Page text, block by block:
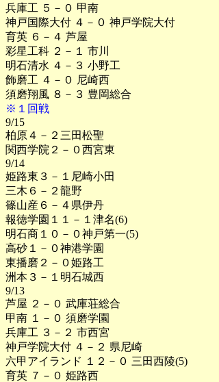
兵庫工 ５－０ 甲南
神戸国際大付 ４－０ 神戸学院大付
育英 ６－４ 芦屋
彩星工科 ２－１ 市川
明石清水 ４－３ 小野工
飾磨工 ４－０ 尼崎西
須磨翔風 ８－３ 豊岡総合
※１回戦
9/15
柏原４－２三田松聖
関西学院２－０西宮東
9/14
姫路東３－１尼崎小田
三木６－２龍野
篠山産６－４県伊丹
報徳学園１１－１津名(6)
明石商１０－０神戸第一(5)
高砂１－０神港学園
東播磨２－０姫路工
洲本３－１明石城西
9/13
芦屋 ２－０ 武庫荘総合
甲南 １－０ 須磨学園
兵庫工 ３－２ 市西宮
神戸学院大付 ４－２ 県尼崎
六甲アイランド １２－０ 三田西陵(5)
育英 ７－０ 姫路西